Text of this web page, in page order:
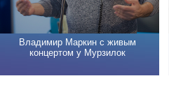
Владимир Маркин с живым
концертом у Мурзилок